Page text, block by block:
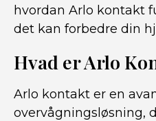
hvordan Arlo kontakt
det kan forbedre din
Hvad er Arlo
Arlo kontakt er en
overvågningsløsning,